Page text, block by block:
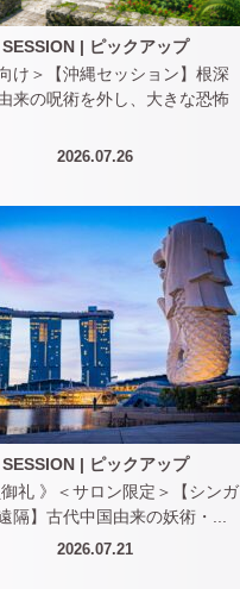
SESSION| ピックアップ
け＞【沖縄セッション】根深
来の呪術を外し、大きな恐怖
2026.07.26
SESSION| ピックアップ
御礼 》＜サロン限定＞【シンガ
隔】古代中国由来の妖術・...
2026.07.21